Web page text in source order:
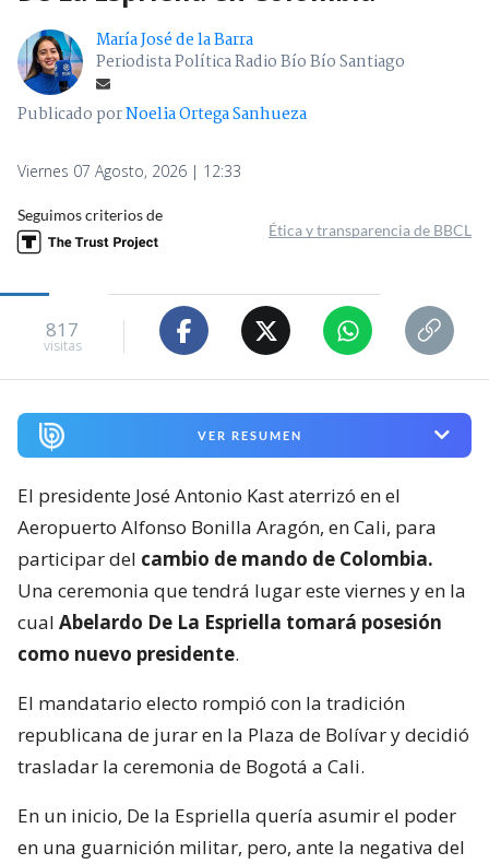
María José de la Barra
Periodista Política Radio Bío Bío Santiago
Publicado porNoelia Ortega Sanhueza
Viernes 07 Agosto, 2026 | 12:33
Seguimos criterios de
Ética y transparencia de BBCL
817
visitas
VER RESUMEN
El presidente José Antonio Kast aterrizó en el
Aeropuerto Alfonso Bonilla Aragón, en Cali, para
participar del cambio de mando de Colombia.
Una ceremonia que tendrá lugar este viernes y en la
cual Abelardo De La Espriella tomará posesión
como nuevo presidente.
El mandatario electo rompió con la tradición
republicana de jurar en la Plaza de Bolívar y decidió
trasladar la ceremonia de Bogotá a Cali.
En un inicio, De la Espriella quería asumir el poder
en una guarnición militar, pero, ante la negativa del